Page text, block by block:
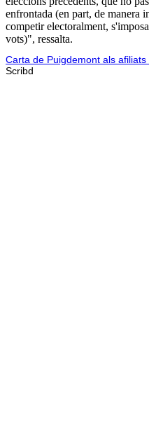
enfrontada (en part, de manera
competir electoralment,
vots)", ressalta.
Carta de Puigdemont als afiliats
Scribd